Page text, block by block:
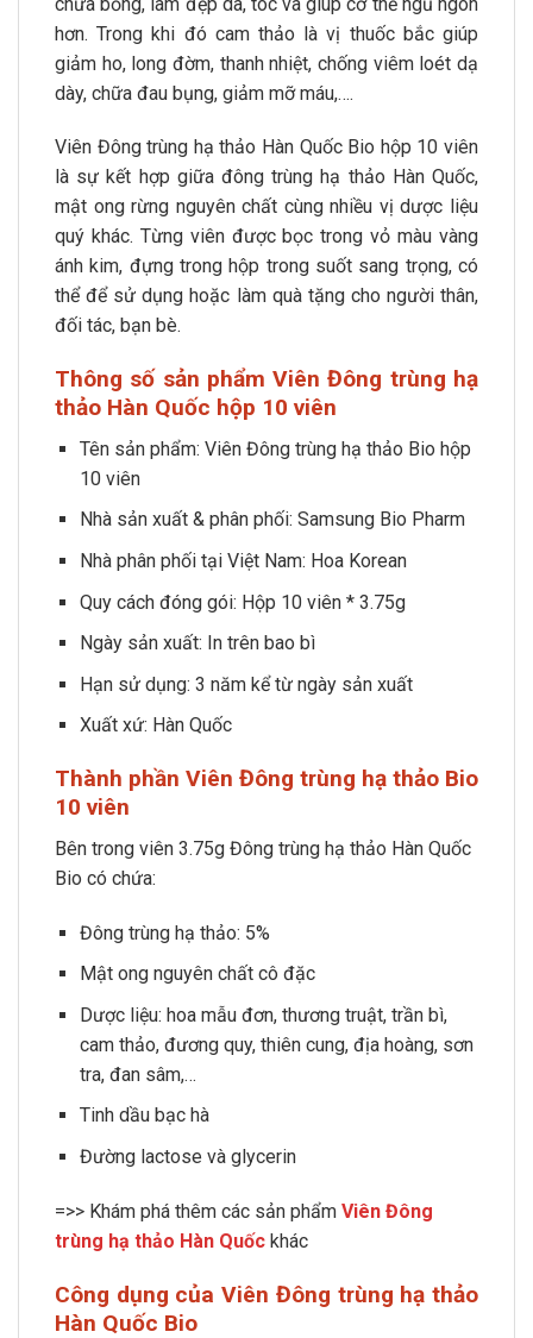
hơn. Trong khi đó cam thảo là vị thuốc bắc giúp
giảm ho, long đờm, thanh nhiệt, chống viêm loét dạ
dày, chữa đau bụng, giảm mỡ máu,….
Viên Đông trùng hạ thảo Hàn Quốc Bio hộp 10 viên
là sự kết hợp giữa đông trùng hạ thảo Hàn Quốc,
mật ong rừng nguyên chất cùng nhiều vị dược liệu
quý khác. Từng viên được bọc trong vỏ màu vàng
ánh kim, đựng trong hộp trong suốt sang trọng, có
thể để sử dụng hoặc làm quà tặng cho người thân,
đối tác, bạn bè.
Thông số sản phẩm Viên Đông trùng hạ
thảo Hàn Quốc hộp 10 viên
Tên sản phẩm: Viên Đông trùng hạ thảo Bio hộp
10 viên
Nhà sản xuất & phân phối: Samsung Bio Pharm
Nhà phân phối tại Việt Nam: Hoa Korean
Quy cách đóng gói: Hộp 10 viên * 3.75g
Ngày sản xuất: In trên bao bì
Hạn sử dụng: 3 năm kể từ ngày sản xuất
Xuất xứ: Hàn Quốc
Thành phần Viên Đông trùng hạ thảo Bio
10 viên
Bên trong viên 3.75g Đông trùng hạ thảo Hàn Quốc
Bio có chứa:
Đông trùng hạ thảo: 5%
Mật ong nguyên chất cô đặc
Dược liệu: hoa mẫu đơn, thương truật, trần bì,
cam thảo, đương quy, thiên cung, địa hoàng, sơn
tra, đan sâm,…
Tinh dầu bạc hà
Đường lactose và glycerin
=>> Khám phá thêm các sản phẩm Viên Đông
trùng hạ thảo Hàn Quốc khác
Công dụng của Viên Đông trùng hạ thảo
Hàn Quốc Bio